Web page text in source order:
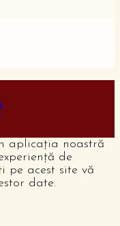
aplicația noastră
de
pe acest site vă
date.